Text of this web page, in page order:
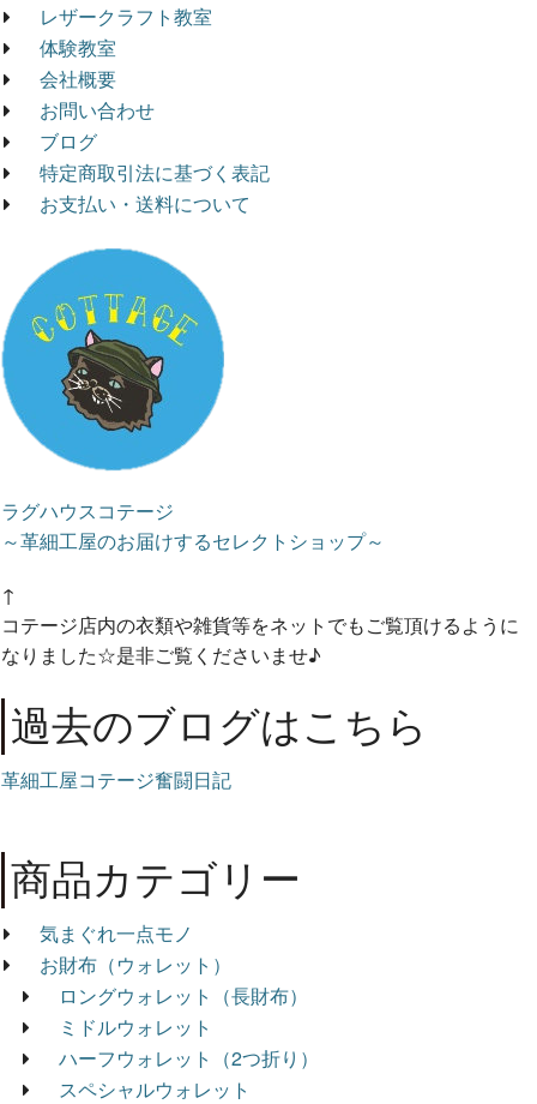
レザークラフト教室
体験教室
会社概要
お問い合わせ
ブログ
特定商取引法に基づく表記
お支払い・送料について
ラグハウスコテージ
～革細工屋のお届けするセレクトショップ～
↑
コテージ店内の衣類や雑貨等をネットでもご覧頂けるように
なりました☆是非ご覧くださいませ♪
過去のブログはこちら
革細工屋コテージ奮闘日記
商品カテゴリー
気まぐれ一点モノ
お財布（ウォレット）
ロングウォレット（長財布）
ミドルウォレット
ハーフウォレット（2つ折り）
スペシャルウォレット